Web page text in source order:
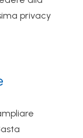
privacy